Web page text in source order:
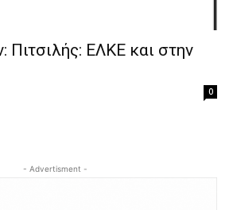
Πιτσιλής: ΕΛΚΕ και στην
0
- Advertisment -